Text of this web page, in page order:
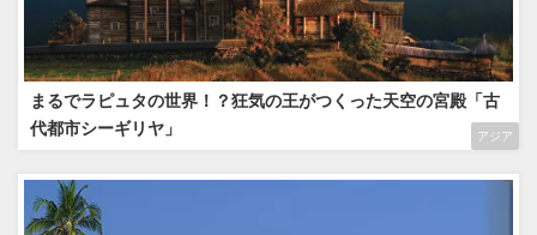
アジア
まるでラピュタの世界！？狂気の王がつくった天空の宮殿「古
代都市シーギリヤ」